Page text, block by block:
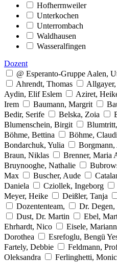
Hofherrnweiler
Unterkochen
Unterrombach
Waldhausen
Wasseralfingen
Dozent
@ Esperanto-Gruppe Aalen,
Ahrendt, Thomas
Aydin, Elif Eslem
Aziret,
Irem
Baumann, Margrit
Bedir, Serife
Belska, Zoia
Blumenschein, Birgit
Böhme, Bettina
Böhme,
Bondarchuk, Yulia
Borgmann,
Braun, Niklas
Brenner, Maria
Bruynooghe, Nathalie
Max
Buscher, Aude
Daniela
Cziollek, Ingeborg
Meyer, Heike
Deißler, Tanja
Dozententeam,
Dr. Degen,
Dust, Dr. Martin
Ebel,
Ehrhardt, Nico
Eisele,
Dorothea
Esrefoglu, Bengü
Fartely, Debbie
Feldmann,
Oleksandra
Ferlinghetti,